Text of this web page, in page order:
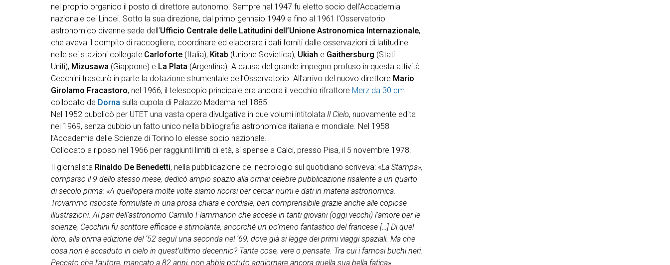
nel proprio organico il posto di direttore autonomo. Sempre nel 1947 fu eletto socio dell’Accademia
nazionale dei Lincei. Sotto la sua direzione, dal primo gennaio 1949 e fino al 1961 l’Osservatorio
astronomico divenne sede dell’Ufficio Centrale delle Latitudini dell’Unione Astronomica Internazionale,
che aveva il compito di raccogliere, coordinare ed elaborare i dati forniti dalle osservazioni di latitudine
nelle sei stazioni collegate:Carloforte (Italia), Kitab (Unione Sovietica), Ukiah e Gaithersburg (Stati
Uniti), Mizusawa (Giappone) e La Plata (Argentina). A causa del grande impegno profuso in questa attività
Cecchini trascurò in parte la dotazione strumentale dell’Osservatorio. All’arrivo del nuovo direttore Mario
Girolamo Fracastoro, nel 1966, il telescopio principale era ancora il vecchio rifrattore Merz da 30 cm
collocato da Dorna sulla cupola di Palazzo Madama nel 1885.
Nel 1952 pubblicò per UTET una vasta opera divulgativa in due volumi intitolata Il Cielo, nuovamente edita
nel 1969, senza dubbio un fatto unico nella bibliografia astronomica italiana e mondiale. Nel 1958
l’Accademia delle Scienze di Torino lo elesse socio nazionale.
Collocato a riposo nel 1966 per raggiunti limiti di età, si spense a Calci, presso Pisa, il 5 novembre 1978.
Il giornalista Rinaldo De Benedetti, nella pubblicazione del necrologio sul quotidiano scriveva: «La Stampa»,
comparso il 9 dello stesso mese, dedicò ampio spazio alla ormai celebre pubblicazione risalente a un quarto
di secolo prima: «A quell’opera molte volte siamo ricorsi per cercar numi e dati in materia astronomica.
Trovammo risposte formulate in una prosa chiara e cordiale, ben comprensibile grazie anche alle copiose
illustrazioni. Al pari dell’astronomo Camillo Flammarion che accese in tanti giovani (oggi vecchi) l’amore per le
scienze, Cecchini fu scrittore efficace e stimolante, ancorché un po’meno fantastico del francese […] Di quel
libro, alla prima edizione del ‘52 seguì una seconda nel ‘69, dove già si legge dei primi viaggi spaziali. Ma che
cosa non è accaduto in cielo in quest’ultimo decennio? Tante cose, vere o pensate. Tra cui i famosi buchi neri.
Peccato che l’autore, mancato a 82 anni, non abbia potuto aggiornare ancora quella sua bella fatica».